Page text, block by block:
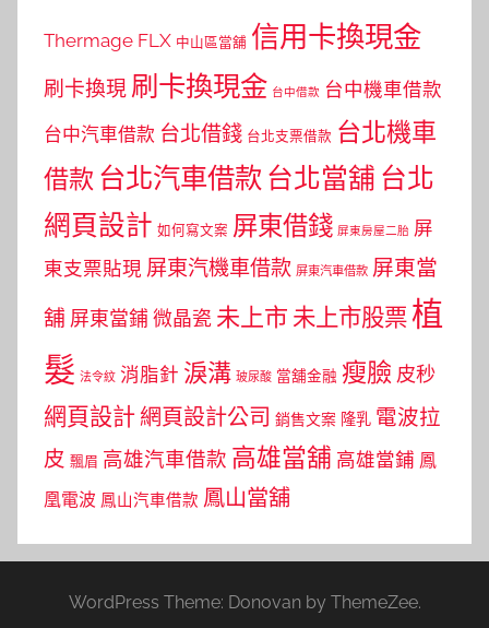
Thermage FLX 中山區當舖 信用卡換現金
刷卡換現 刷卡換現金 台中借款 台中機車借款
台中汽車借款 台北借錢 台北支票借款 台北機車
借款 台北汽車借款 台北當舖 台北
網頁設計 如何寫文案 屏東借錢 屏東房屋二胎 屏
東支票貼現 屏東汽機車借款 屏東汽車借款 屏東當
舖 屏東當鋪 微晶瓷 未上市 未上市股票植
髮 法令紋 消脂針 淚溝 玻尿酸 當舖金融 瘦臉 皮秒
網頁設計 網頁設計公司 銷售文案 隆乳 電波拉
皮 飄眉 高雄汽車借款 高雄當舖 高雄當鋪 鳳
凰電波 鳳山汽車借款 鳳山當舖
WordPress Theme: Donovan by ThemeZee.